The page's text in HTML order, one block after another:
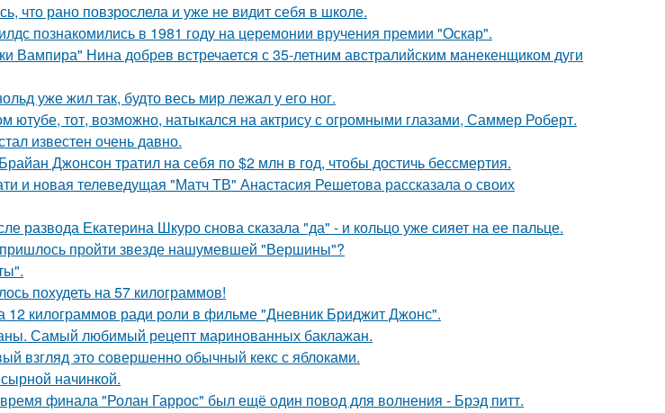
что рано повзрослела и уже не видит себя в школе.
познакомились в 1981 году на церемонии вручения премии "Оскар".
Вампира" Нина добрев встречается с 35-летним австралийским манекенщиком дуги
уже жил так, будто весь мир лежал у его ног.
ютубе, тот, возможно, натыкался на актрису с огромными глазами, Саммер Роберт.
известен очень давно.
Джонсон тратил на себя по $2 млн в год, чтобы достичь бессмертия.
и новая телеведущая "Матч ТВ" Анастасия Решетова рассказала о своих
развода Екатерина Шкуро снова сказала "да" - и кольцо уже сияет на ее пальце.
пришлось пройти звезде нашумевшей "Вершины"?
похудеть на 57 килограммов!
12 килограммов ради роли в фильме "Дневник Бриджит Джонс".
Самый любимый рецепт маринованных баклажан.
взгляд это совершенно обычный кекс с яблоками.
начинкой.
финала "Ролан Гаррос" был ещё один повод для волнения - Брэд питт.